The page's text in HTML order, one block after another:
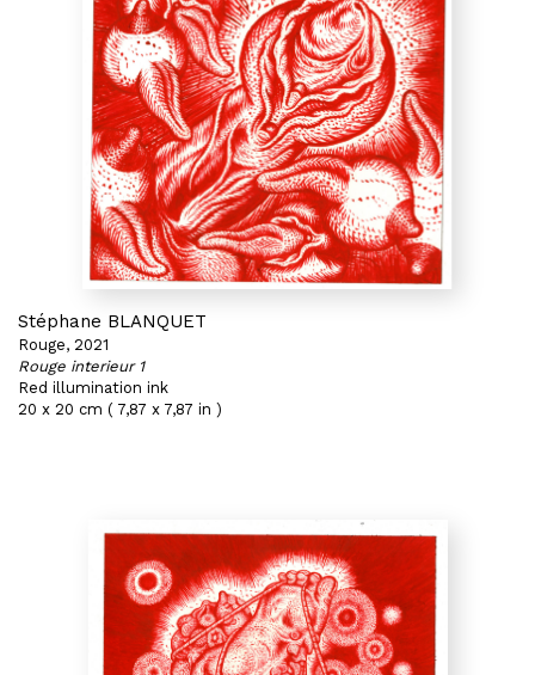
Stéphane BLANQUET
Rouge, 2021
Rouge interieur 1
Red illumination ink
20 x 20 cm ( 7,87 x 7,87 in )